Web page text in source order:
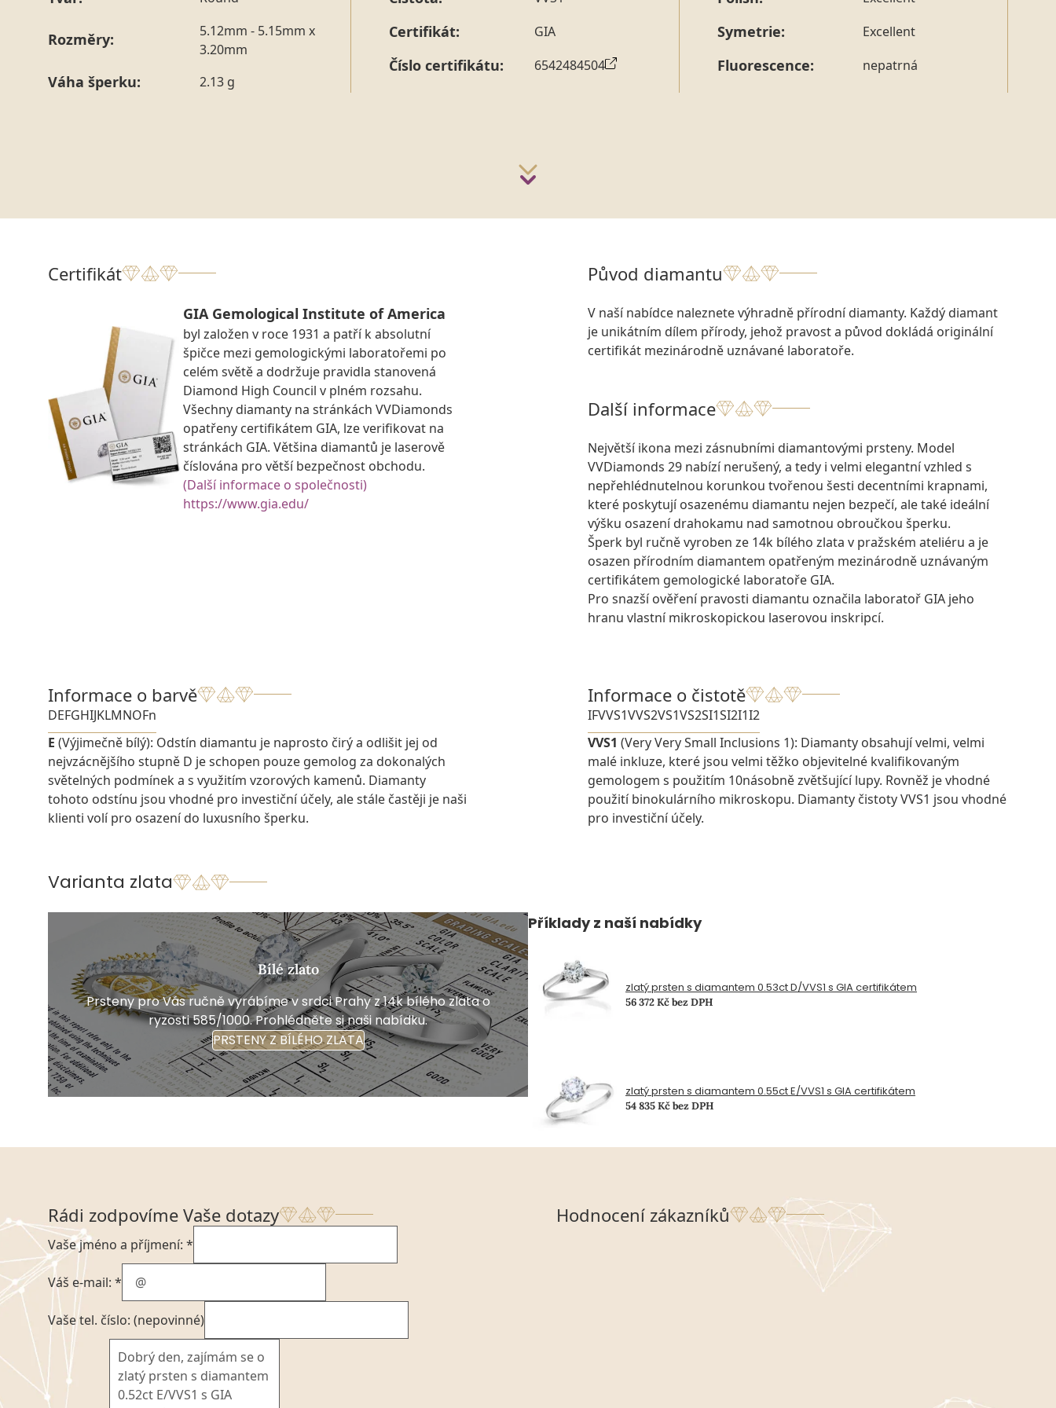
Pro sdělení skladové velikosti tohoto konkrétního prstenu nás můžete
Rozměry:
5.12mm - 5.15mm x
3.20mm
Váha šperku: 2.13 g
Certifikát: GIA
Číslo certifikátu: 6542484504
Symetrie: Excellent
Fluorescence: nepatrná
Certifikát
GIA Gemological Institute of America
byl založen v roce 1931 a patří k absolutní
špičce mezi gemologickými laboratořemi po
celém světě a dodržuje pravidla stanovená
Diamond High Council v plném rozsahu.
Všechny diamanty na stránkách VVDiamonds
opatřeny certifikátem GIA, lze verifikovat na
stránkách GIA. Většina diamantů je laserově
číslována pro větší bezpečnost obchodu.
(Další informace o společnosti)
https://www.gia.edu/
Původ diamantu
V naší nabídce naleznete výhradně přírodní diamanty. Každý diamant
je unikátním dílem přírody, jehož pravost a původ dokládá originální
certifikát mezinárodně uznávané laboratoře.
Další informace
Největší ikona mezi zásnubními diamantovými prsteny. Model
VVDiamonds 29 nabízí nerušený, a tedy i velmi elegantní vzhled s
nepřehlédnutelnou korunkou tvořenou šesti decentními krapnami,
které poskytují osazenému diamantu nejen bezpečí, ale také ideální
výšku osazení drahokamu nad samotnou obroučkou šperku.
Šperk byl ručně vyroben ze 14k bílého zlata v pražském ateliéru a je
osazen přírodním diamantem opatřeným mezinárodně uznávaným
certifikátem gemologické laboratoře GIA.
Pro snazší ověření pravosti diamantu označila laboratoř GIA jeho
hranu vlastní mikroskopickou laserovou inskripcí.
Informace o barvě
DEFGHIJKLMNOFn
E (Výjimečně bílý): Odstín diamantu je naprosto čirý a odlišit jej od
nejvzácnějšího stupně D je schopen pouze gemolog za dokonalých
světelných podmínek a s využitím vzorových kamenů. Diamanty
tohoto odstínu jsou vhodné pro investiční účely, ale stále častěji je naši
klienti volí pro osazení do luxusního šperku.
Informace o čistotě
IFVVS1VVS2VS1VS2SI1SI2I1I2
VVS1 (Very Very Small Inclusions 1): Diamanty obsahují velmi, velmi
malé inkluze, které jsou velmi těžko objevitelné kvalifikovaným
gemologem s použitím 10násobně zvětšující lupy. Rovněž je vhodné
použití binokulárního mikroskopu. Diamanty čistoty VVS1 jsou vhodné
pro investiční účely.
Varianta zlata
Bílé zlato
Prsteny pro Vás ručně vyrábíme v srdci Prahy z 14k bílého zlata o
ryzosti 585/1000. Prohlédněte si naši nabídku.
PRSTENY Z BÍLÉHO ZLATA
Příklady z naší nabídky
zlatý prsten s diamantem 0.53ct D/VVS1 s GIA certifikátem
56 372 Kč bez DPH
zlatý prsten s diamantem 0.55ct E/VVS1 s GIA certifikátem
54 835 Kč bez DPH
Rádi zodpovíme Vaše dotazy
Vaše jméno a příjmení: *
Váš e-mail: *
Vaše tel. číslo: (nepovinné)
Hodnocení zákazníků